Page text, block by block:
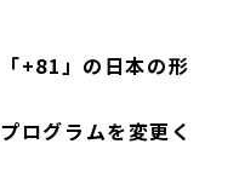
+81」の日本の形
ログラムを変更く